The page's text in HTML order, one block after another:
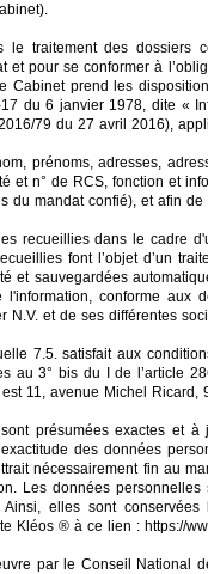
le traitement des dossiers
et pour se conformer à
Cabinet prend les
17 du 6 janvier 1978, dite «
79 du 27 avril 2016),
prénoms, adresses,
et n° de RCS, fonction et
du mandat confié), et afin
recueillies dans le cadre
font l’objet d’un
et sauvegardées
conforme aux
N.V. et de ses différentes
7.5. satisfait aux
au3° bis du I de l’article
11, avenue Michel
présumées exactes et
des données
nécessairement fin au
Les données
elles sont
Kléos ® à ce lien : https://
par le Conseil National